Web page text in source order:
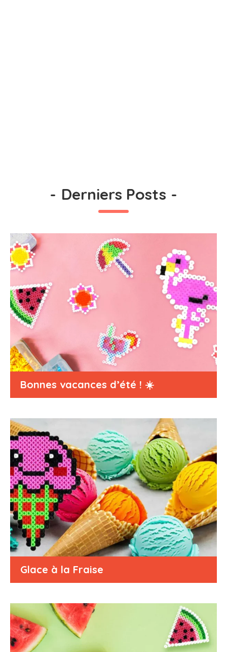
- Derniers Posts -
Bonnes vacances d’été ! ☀️
Glace à la Fraise